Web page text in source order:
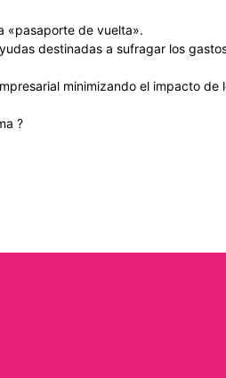
«pasaporte de vuelta».
destinadas a sufragar los
minimizando el impacto de
?